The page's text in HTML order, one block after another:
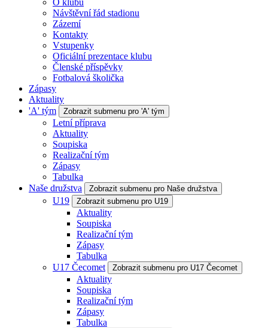
O klubu
Návštěvní řád stadionu
Zázemí
Kontakty
Vstupenky
Oficiální prezentace klubu
Členské příspěvky
Fotbalová školička
Zápasy
Aktuality
'A' tým
Zobrazit submenu pro 'A' tým
Letní příprava
Aktuality
Soupiska
Realizační tým
Zápasy
Tabulka
Naše družstva
Zobrazit submenu pro Naše družstva
U19 Zobrazit submenu pro U19
Aktuality
Soupiska
Realizační tým
Zápasy
Tabulka
U17 Čecomet
Zobrazit submenu pro U17 Čecomet
Aktuality
Soupiska
Realizační tým
Zápasy
Tabulka